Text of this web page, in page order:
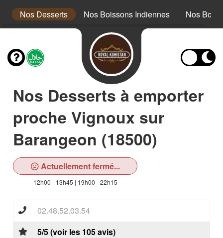
Nos Desserts Nos Boissons Indiennes Nos
Nos Desserts à emporter
proche Vignoux sur
Barangeon (18500)
Actuellement fermé...
12h00 - 13h45 | 19h00 - 22h15
02.48.52.03.54
5/5 (voir les 105 avis)